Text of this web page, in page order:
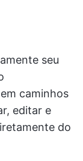
seu
caminhos
editar e
do